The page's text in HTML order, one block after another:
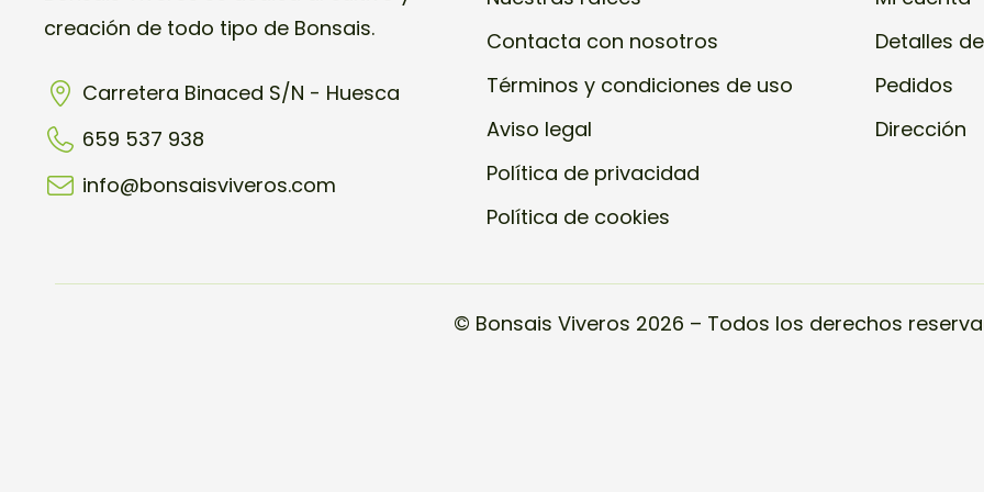
creación de todo tipo de Bonsais.
Carretera Binaced S/N - Huesca
659 537 938
info@bonsaisviveros.com
Contacta con nosotros
Términos y condiciones de uso
Aviso legal
Política de privacidad
Política de cookies
Detalles
Pedidos
Dirección
© Bonsais Viveros 2026 – Todos los derechos